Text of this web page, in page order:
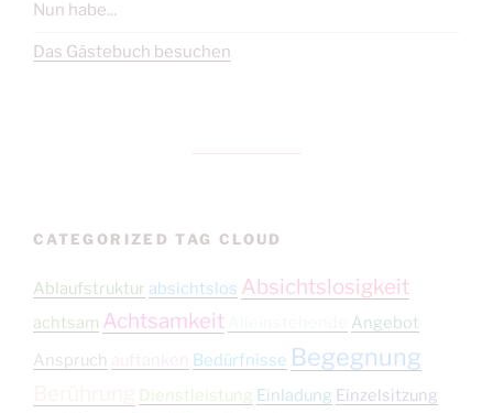
Nun habe...
Das Gästebuch besuchen
CATEGORIZED TAG CLOUD
Ablaufstruktur absichtslos Absichtslosigkeit
achtsam Achtsamkeit
Angebot
Anspruch
Bedürfnisse Begegnung
Dienstleistung Einladung Einzelsitzung